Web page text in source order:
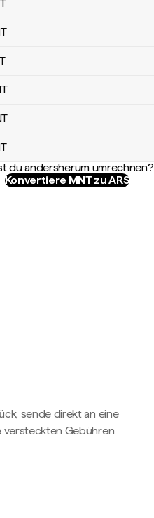
du andersherum umrechnen?
Konvertiere MNT zu ARS
sende direkt an eine
versteckten Gebühren